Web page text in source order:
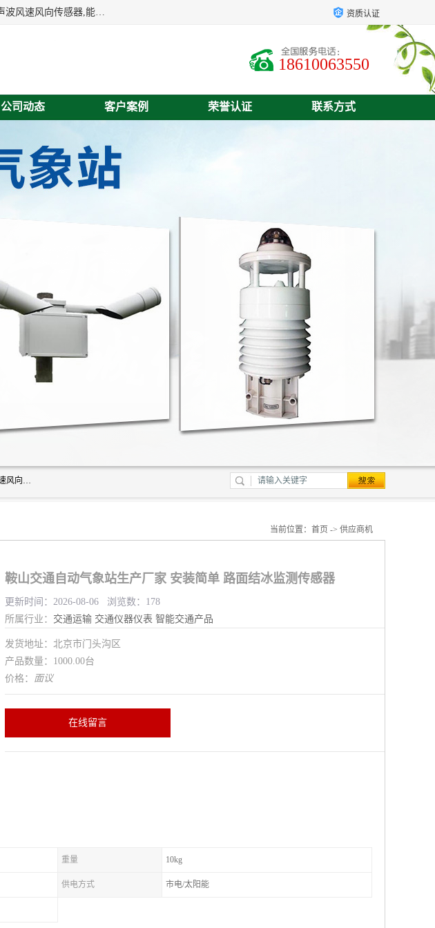
富奥通科技主营：气象五参数,气象六要素,微型自动气象站,网格化空气质量监测仪,六要素自动气象站,超声波风速风向传感器,能见度仪,大气微型站,交通自动气象站,高速路面结冰监测,路面状况传感器等。 资质认证
18610063550
公司动态 客户案例 荣誉认证 联系方式
富奥通科技主营：气象五参数,气象六要素,微型自动气象站,网格化空气质量监测仪,六要素自动气象站,超声波风速风向传感器,能见度仪,大气微型站,交通自动气象站,高速路面结冰监测,路面状况传感器等。
当前位置： 首页 -> 供应商机
鞍山交通自动气象站生产厂家 安装简单 路面结冰监测传感器
更新时间：2026-08-06 浏览数：178
所属行业： 交通运输 交通仪器仪表 智能交通产品
发货地址：北京市门头沟区
产品数量：1000.00台
价格： 面议
在线留言
重量 10kg
供电方式 市电/太阳能